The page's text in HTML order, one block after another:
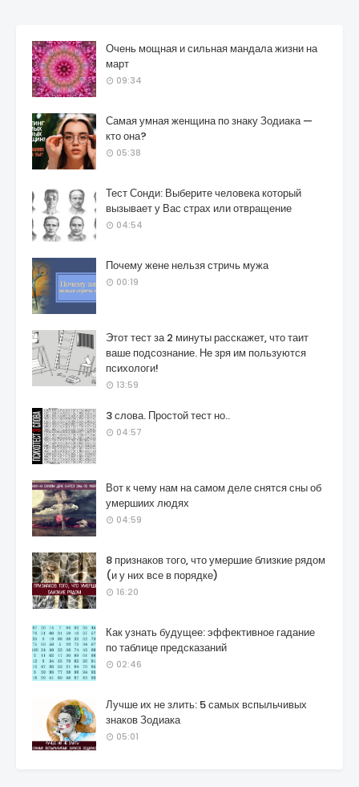
Очень мощная и сильная мандала жизни на
март
09:34
Самая умная женщина по знаку Зодиака —
кто она?
05:38
Тест Сонди: Выберите человека который
вызывает у Вас страх или отвращение
04:54
Почему жене нельзя стричь мужа
00:19
Этот тест за 2 минуты расскажет, что таит
ваше подсознание. Не зря им пользуются
психологи!
13:59
3 слова. Простой тест но..
04:57
Вот к чему нам на самом деле снятся сны об
умершиих людях
04:59
8 признаков того, что умершие близкие рядом
(и у них все в порядке)
16:20
Как узнать будущее: эффективное гадание
по таблице предсказаний
02:46
Лучше их не злить: 5 самых вспыльчивых
знаков Зодиака
05:01